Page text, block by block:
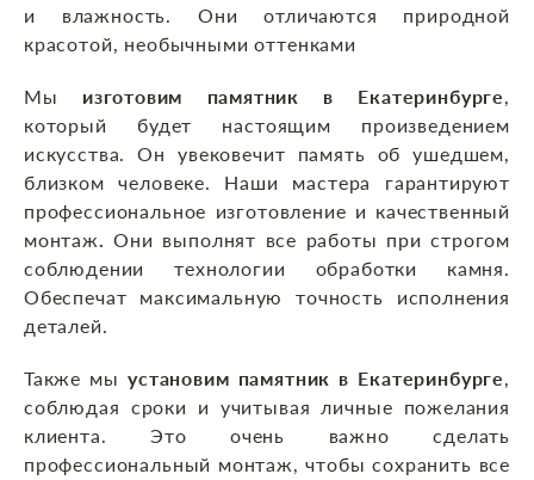
и влажность. Они отличаются природной
красотой, необычными оттенками
Мы изготовим памятник в Екатеринбурге,
который будет настоящим произведением
искусства. Он увековечит память об ушедшем,
близком человеке. Наши мастера гарантируют
профессиональное изготовление и качественный
монтаж.Они выполнят все работы при строгом
соблюдении технологии обработки камня.
Обеспечат максимальную точность исполнения
деталей.
Также мыустановим памятник в Екатеринбурге,
соблюдая сроки и учитывая личные пожелания
клиента. Это очень важно сделать
профессиональный монтаж, чтобы сохранить все